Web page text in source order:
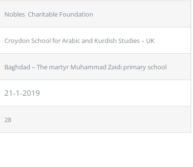
Nobles Charitable Foundation
Croydon School for Arabic and Kurdish Studies – UK
Baghdad – The martyr Muhammad Zaidi primary school
21-1-2019
28